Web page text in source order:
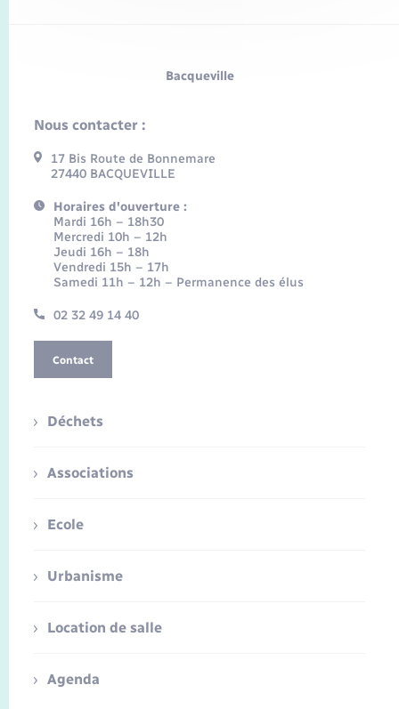
Bacqueville
Nous contacter :
17 Bis Route de Bonnemare
27440 BACQUEVILLE
Horaires d'ouverture :
Mardi 16h – 18h30
Mercredi 10h – 12h
Jeudi 16h – 18h
Vendredi 15h – 17h
Samedi 11h – 12h – Permanence des élus
02 32 49 14 40
Contact
Déchets
Associations
Ecole
Urbanisme
Location de salle
Agenda